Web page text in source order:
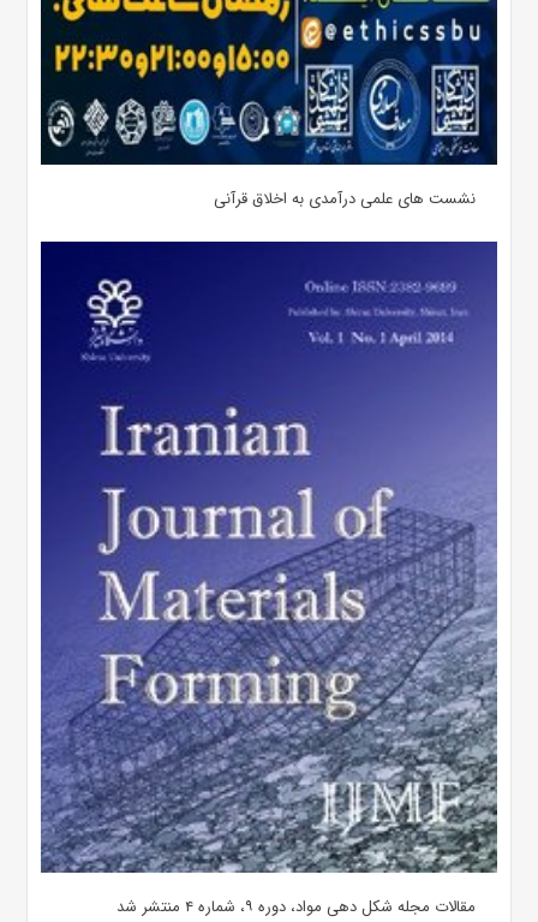
نشست های علمی درآمدی به اخلاق قرآنی
مقالات مجله شکل دهی مواد، دوره ۹، شماره ۴ منتشر شد